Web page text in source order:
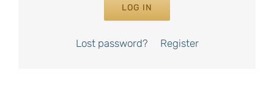
LOG IN
Lost password? Register